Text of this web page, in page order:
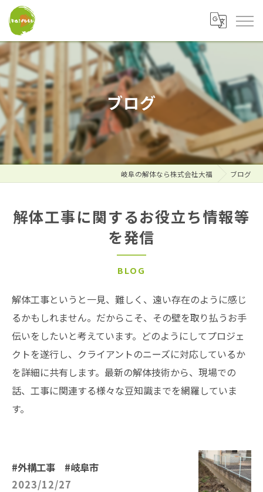
ブログ
岐阜の解体なら株式会社大福 ブログ
解体工事に関するお役立ち情報等
を発信
BLOG
解体工事というと一見、難しく、遠い存在のように感じ
るかもしれません。だからこそ、その壁を取り払うお手
伝いをしたいと考えています。どのようにしてプロジェ
クトを遂行し、クライアントのニーズに対応しているか
を詳細に共有します。最新の解体技術から、現場での
話、工事に関連する様々な豆知識までを網羅していま
す。
#外構工事 #岐阜市
2023/12/27